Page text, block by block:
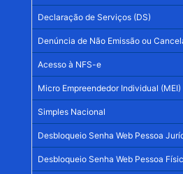
Declaração de Serviços (DS)
Denúncia de Não Emissão ou
Acesso à NFS-e
Micro Empreendedor Individual (MEI)
Simples Nacional
Desbloqueio Senha Web Pessoa
Desbloqueio Senha Web Pessoa